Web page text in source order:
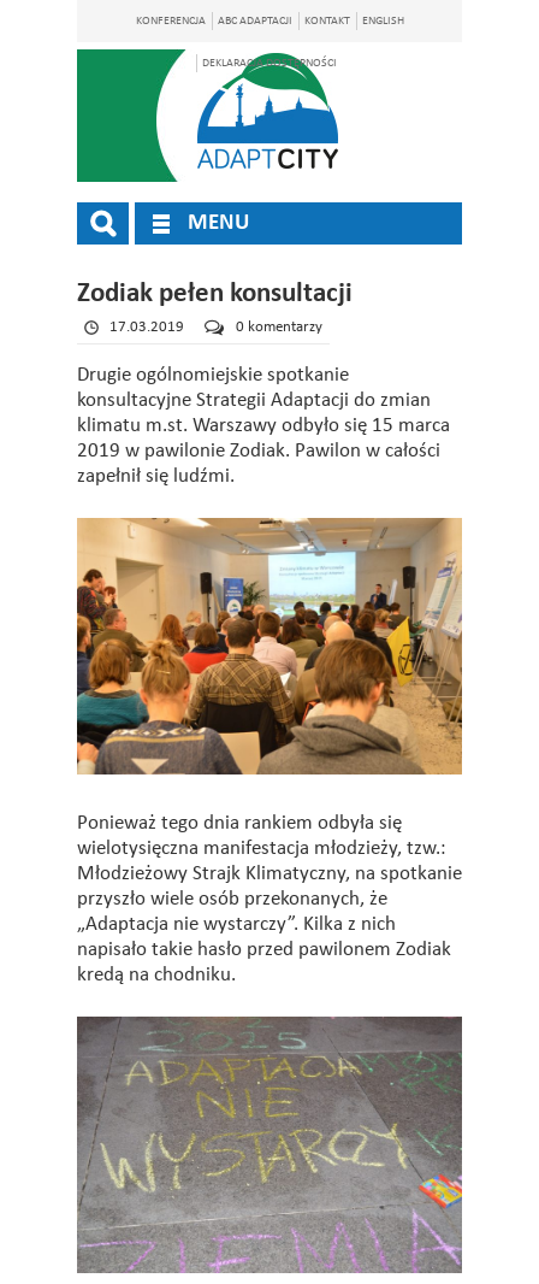
KONFERENCJA ABC ADAPTACJI KONTAKT ENGLISH
DEKLARACJA DOSTĘPNOŚCI
MENU
Zodiak pełen konsultacji
17.03.2019 0 komentarzy
Drugie ogólnomiejskie spotkanie
konsultacyjne Strategii Adaptacji do zmian
klimatu m.st. Warszawy odbyło się 15 marca
2019 w pawilonie Zodiak. Pawilon w całości
zapełnił się ludźmi.
Ponieważ tego dnia rankiem odbyła się
wielotysięczna manifestacja młodzieży, tzw.:
Młodzieżowy Strajk Klimatyczny, na spotkanie
przyszło wiele osób przekonanych, że
„Adaptacja nie wystarczy”. Kilka z nich
napisało takie hasło przed pawilonem Zodiak
kredą na chodniku.